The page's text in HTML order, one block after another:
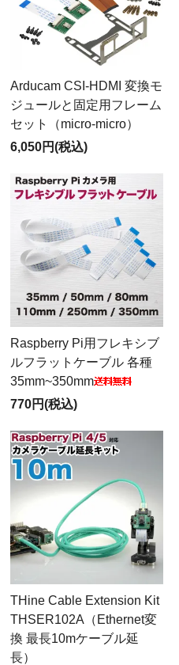
Arducam CSI-HDMI 変換モ
ジュールと固定用フレーム
セット（micro-micro）
6,050円(税込)
Raspberry Pi用フレキシブ
ルフラットケーブル 各種
35mm~350mm
770円(税込)
THine Cable Extension Kit
THSER102A（Ethernet変
換 最長10mケーブル延
長）